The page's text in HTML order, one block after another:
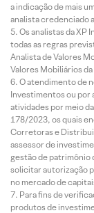
a indicação de mais
analista credenciado
Os analistas da XP
todas as regras
Analista de Valores
Valores Mobiliários
O atendimento de
Investimentos ou por
atividades por meio
178/2023, os quais
Corretoras e
assessor de
gestão de
solicitar autorização
no mercado de
Para fins de
produtos de